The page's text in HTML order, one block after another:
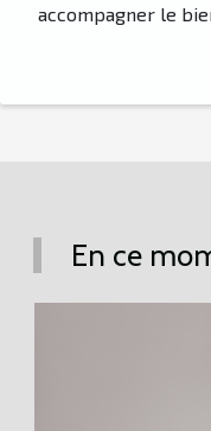
accompagner le
En ce